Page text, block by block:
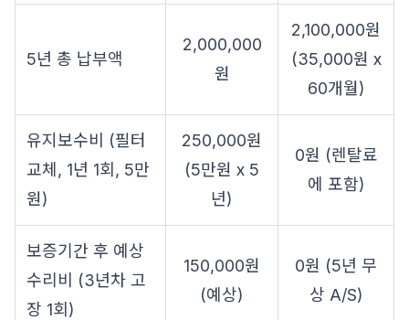
5년 총 납부액
2,000,000
원
2,100,000원
(35,000원 x
60개월)
유지보수비 (필터
교체, 1년 1회, 5만
원)
250,000원
(5만원 x 5
년)
0원 (렌탈료
에 포함)
보증기간 후 예상
수리비 (3년차 고
장 1회)
150,000원
(예상)
0원 (5년 무
상 A/S)